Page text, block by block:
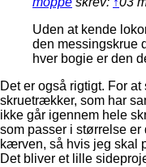
Uden at kende
den messingskrue
hver bogie er den
Det er også rigtigt. For
skruetrækker, som har
ikke går igennem hele
som passer i størrelse
kærven, så hvis jeg skal
Det bliver et lille